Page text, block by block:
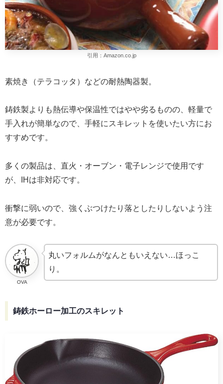
引用：Amazon.co.jp
素焼き（テラコッタ）などの耐熱陶器製。
鋳鉄製よりも熱伝導や保温性ではやや劣るものの、軽量で
手入れが簡単なので、手軽にスキレットを使いたい方にお
すすめです。
多くの製品は、直火・オーブン・電子レンジで使用です
が、IHは非対応です。
衝撃に弱いので、強くぶつけたり落としたりしないよう注
意が必要です。
OVA
丸いフォルムがなんともいえない…ほっこ
り。
鋳鉄ホーロー加工のスキレット